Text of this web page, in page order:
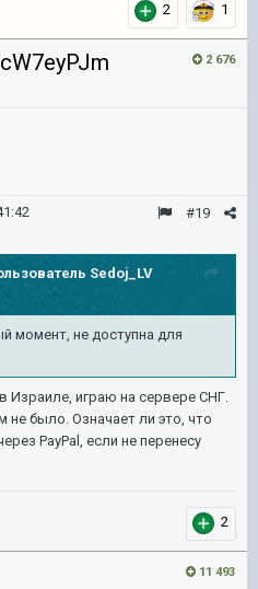
2 1
2 676
#19
Sedoj_LV
момент, не доступна для
Израиле, играю на сервере СНГ.
не было. Означает ли это, что
PayPal, если не перенесу
2
11 493